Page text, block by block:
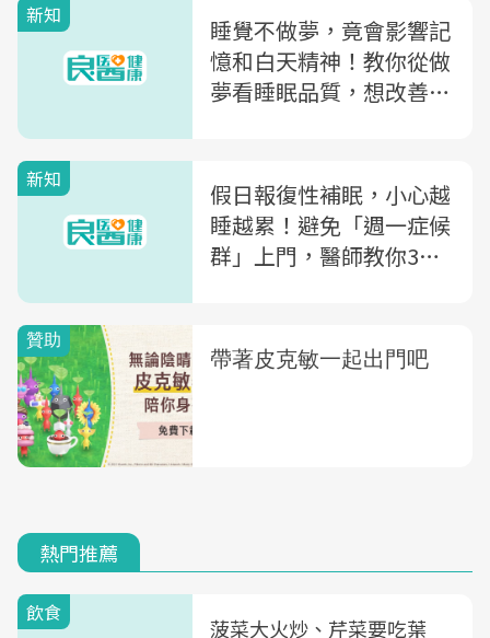
新知
睡覺不做夢，竟會影響記
憶和白天精神！教你從做
夢看睡眠品質，想改善睡
新知
假日報復性補眠，小心越
睡越累！避免「週一症候
群」上門，醫師教你3招
熱門推薦
飲食
菠菜大火炒、芹菜要吃葉